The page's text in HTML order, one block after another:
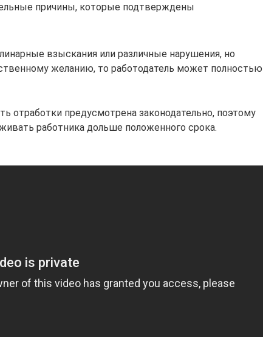
причины, которые подтверждены
взыскания или различные нарушения, но
желанию, то работодатель может полностью
отработки предусмотрена законодательно, поэтому
работника дольше положенного срока.